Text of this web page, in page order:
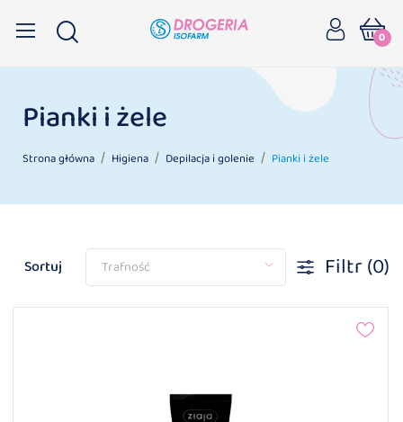
0
Pianki i żele
Strona główna Higiena Depilacja i golenie Pianki i żele
Sortuj Trafność Filtr(0)